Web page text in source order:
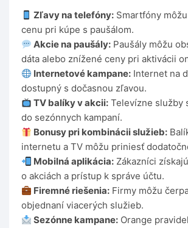
Zľavy na telefóny: Smartfóny
cenu pri kúpe s paušálom.
Akcie na paušály: Paušály môžu
dáta alebo znížené ceny pri aktivácii
Internetové kampane: Internet na
dostupný s dočasnou zľavou.
TV balíky v akcii: Televízne služby
do sezónnych kampaní.
Bonusy pri kombinácii služieb:
internetu a TV môžu priniesť
Mobilná aplikácia: Zákazníci
o akciách a prístup k správe účtu.
Firemné riešenia: Firmy môžu
objednaní viacerých služieb.
Sezónne kampane: Orange